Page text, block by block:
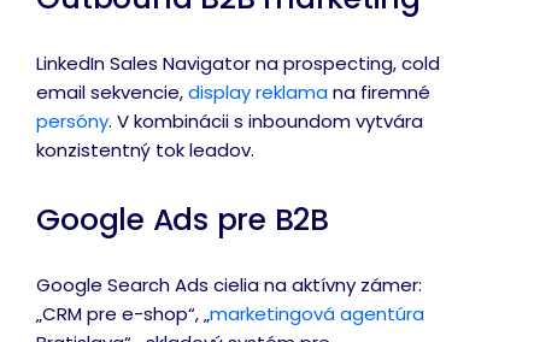
LinkedIn Sales Navigator na prospecting, cold
email sekvencie,display reklamana firemné
persóny. V kombinácii s inboundom vytvára
konzistentný tok leadov.
Google Ads pre B2B
Google Search Ads cielia na aktívny zámer:
„CRM pre e-shop“, „marketingová agentúra